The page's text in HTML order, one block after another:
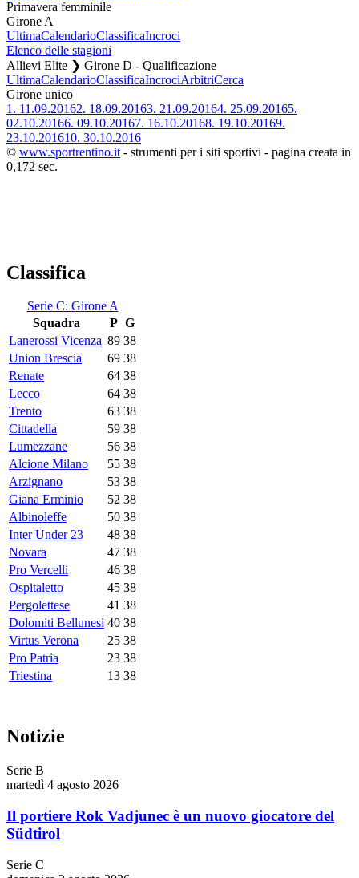
Primavera femminile
Girone A
UltimaCalendarioClassificaIncroci
Elenco delle stagioni
Allievi Elite ❯ Girone D - Qualificazione
UltimaCalendarioClassificaIncrociArbitriCerca
Girone unico
1. 11.09.20162. 18.09.20163. 21.09.20164. 25.09.20165.
02.10.20166. 09.10.20167. 16.10.20168. 19.10.20169.
23.10.201610. 30.10.2016
© www.sportrentino.it - strumenti per i siti sportivi - pagina creata in
0,172 sec.
Classifica
Serie C: Girone A
Squadra
P G
Lanerossi Vicenza 89 38
Union Brescia
69 38
Renate
64 38
Lecco
64 38
Trento
63 38
Cittadella
59 38
Lumezzane
56 38
Alcione Milano
55 38
Arzignano
53 38
Giana Erminio
52 38
Albinoleffe
50 38
Inter Under 23
48 38
Novara
47 38
Pro Vercelli
46 38
Ospitaletto
45 38
Pergolettese
41 38
Dolomiti Bellunesi 40 38
Virtus Verona
25 38
Pro Patria
23 38
Triestina
13 38
Notizie
Serie B
martedì 4 agosto 2026
Il portiere Rok Vadjunec è un nuovo giocatore del
Südtirol
Serie C